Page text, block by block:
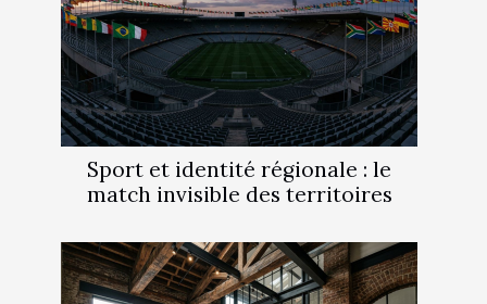
Sport et identité régionale : le
match invisible des territoires